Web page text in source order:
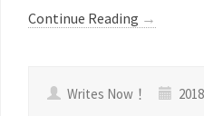
Continue Reading →
Writes Now！